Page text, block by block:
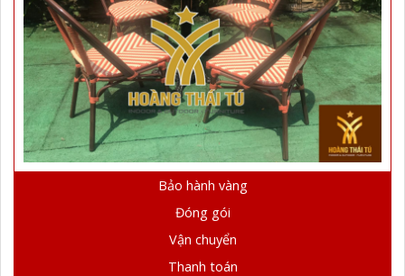
Bảo hành vàng
Đóng gói
Vận chuyển
Thanh toán